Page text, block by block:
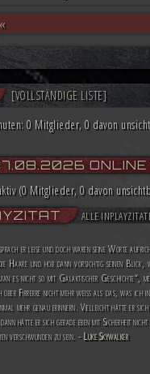
[VOLLSTÄNDIGE LISTE]
0 Mitglieder, 0 davon
ONLINE
(0 Mitglieder, 0 davon
ALLE
er leise und doch waren seine Worte
Haare und hob dann vorsichtig seinen
es nicht so mit Galaktischer Geschichte“,
Firrerre nicht mehr weiß als das, was ich
mehr genau erinnern. Vielleicht hätte er
hätte er sich gerade eben mit Sicherheit
verschwunden zu sein. -Luke Skywalker